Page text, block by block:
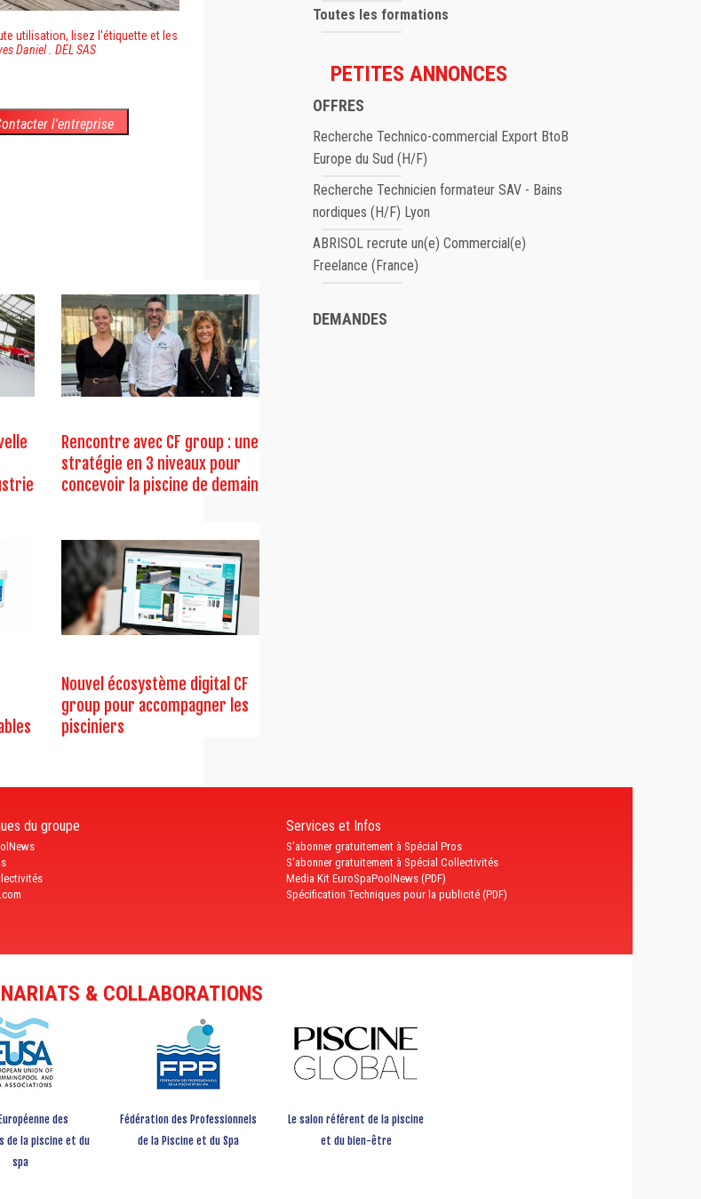
utilisation, lisez l'étiquette et les
Daniel . DEL SAS
l'entreprise
Rencontre avec CF group : une
stratégie en 3 niveaux pour
concevoir la piscine de demain
Nouvel écosystème digital CF
group pour accompagner les
pisciniers
Toutes les formations
PETITES ANNONCES
OFFRES
Recherche Technico-commercial Export BtoB
Europe du Sud (H/F)
Recherche Technicien formateur SAV - Bains
nordiques (H/F) Lyon
ABRISOL recrute un(e) Commercial(e)
Freelance (France)
DEMANDES
du groupe Services et Infos
S'abonner gratuitement à Spécial Pros
S'abonner gratuitement à Spécial Collectivités
Media Kit EuroSpaPoolNews (PDF)
Spécification Techniques pour la publicité (PDF)
& COLLABORATIONS
des
de la piscine et du
spa
Fédération des Professionnels
de la Piscine et du Spa
Le salon référent de la piscine
et du bien-être